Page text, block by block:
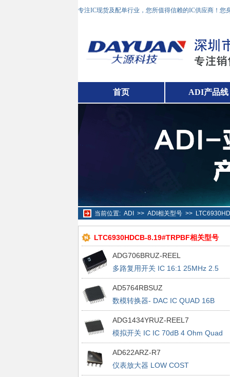
专注IC现货及配单行业，您所值得信赖的IC供应商！
首页 ADI产品线
当前位置: ADI >> ADI相关型号>>
LTC6930HDCB-8.19#TRPBF相关型号
ADG706BRUZ-REEL
多路复用开关 IC 16:1 25MHz 2.5
Ohm CMOS
AD5764RBSUZ
数模转换器- DAC IC QUAD 16B
+/-15V SERIAL INPT VOUT
ADG1434YRUZ-REEL7
模拟开关 IC IC 70dB 4 Ohm Quad
SPDT iCMOS
AD622ARZ-R7
仪表放大器 LOW COST